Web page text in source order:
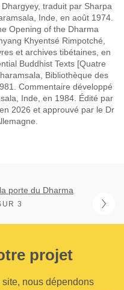
traduit par Sharpa
Inde, en août 1974.
Opening of the Dharma
Khyentsé Rimpotché,
et archives tibétaines, en
Buddhist Texts [Quatre
Bibliothèque des
Commentaire développé
Inde, en 1984. Édité par
2026 et approuvé par le Dr
porte du Dharma
3
projet
nous dépendons